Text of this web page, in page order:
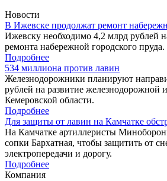
Новости
В Ижевске продолжат ремонт
Ижевску необходимо 4,2 млрд рублей
ремонта набережной городского пруда.
Подробнее
534 миллиона против лавин
Железнодорожники планируют
рублей на развитие железнодорожной
Кемеровской области.
Подробнее
Для защиты от лавин на Камчатке
На Камчатке артиллеристы
сопки Бархатная, чтобы защитить от
электропередачи и дорогу.
Подробнее
Компания